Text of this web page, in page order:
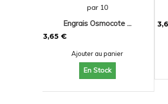
Terreau professio...
8,50 €
En Stock